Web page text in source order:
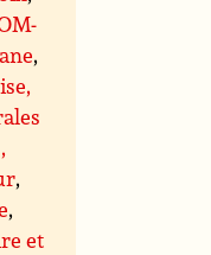
,
,
,
et